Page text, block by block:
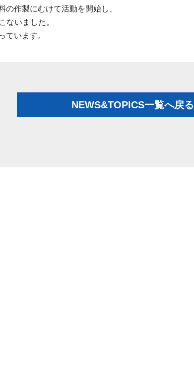
の作製にむけて活動を開始し、
ないました。
ています。
NEWS&TOPICS一覧へ戻る